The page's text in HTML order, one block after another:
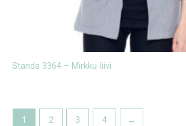
Standa 3364 – Mirkku-liivi
1 2 3 4 →